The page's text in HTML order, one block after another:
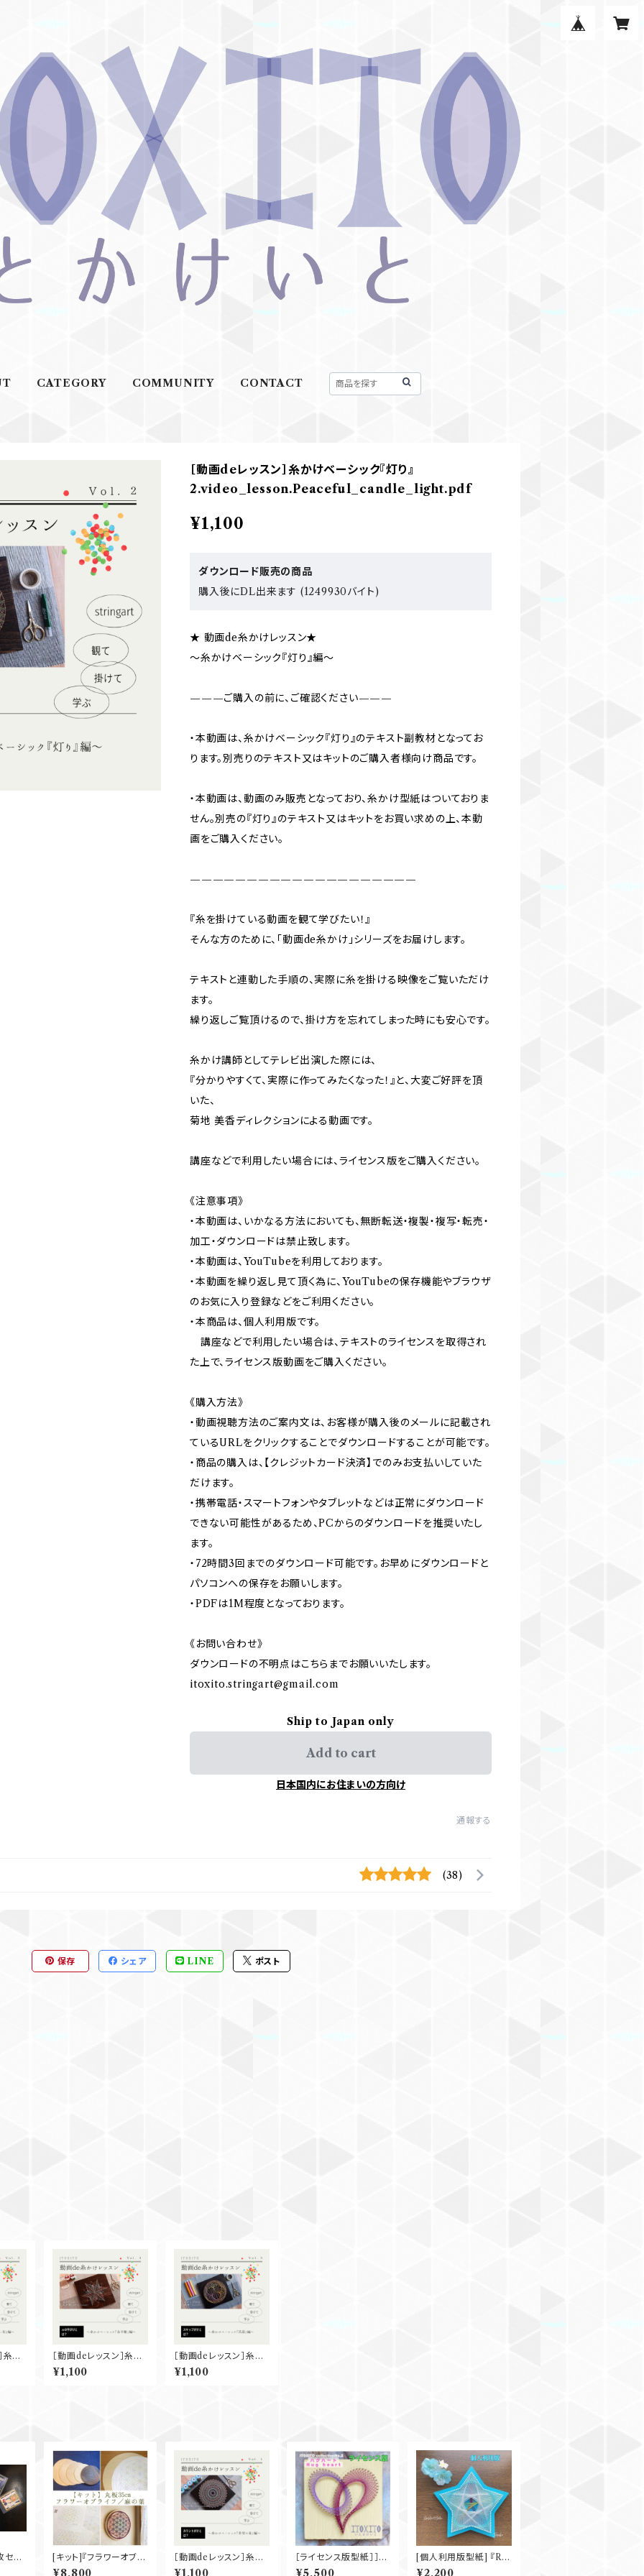
CATEGORY COMMUNITY CONTACT
［動画deレッスン］糸かけベーシック『灯り』
2.video_lesson.Peaceful_candle_light.pdf
¥1,100
ダウンロード販売の商品
購入後にDL出来ます (1249930バイト)
★ 動画de糸かけレッスン★
〜糸かけベーシック『灯り』編〜
———ご購入の前に、ご確認ください———
・本動画は、糸かけベーシック『灯り』のテキスト副教材となってお
ります。別売りのテキスト又はキットのご購入者様向け商品です。
・本動画は、動画のみ販売となっており、糸かけ型紙はついておりま
せん。別売の『灯り』のテキスト又はキットをお買い求めの上、本動
画をご購入ください。
————————————————————
『糸を掛けている動画を観て学びたい！』
そんな方のために、「動画de糸かけ」シリーズをお届けします。
テキストと連動した手順の、実際に糸を掛ける映像をご覧いただけ
ます。
繰り返しご覧頂けるので、掛け方を忘れてしまった時にも安心です。
糸かけ講師としてテレビ出演した際には、
『分かりやすくて、実際に作ってみたくなった！』と、大変ご好評を頂
いた、
菊地 美香ディレクションによる動画です。
講座などで利用したい場合には、ライセンス版をご購入ください。
《注意事項》
・本動画は、いかなる方法においても、無断転送・複製・複写・転売・
加工・ダウンロードは禁止致します。
・本動画は、YouTubeを利用しております。
・本動画を繰り返し見て頂く為に、YouTubeの保存機能やブラウザ
のお気に入り登録などをご利用ください。
・本商品は、個人利用版です。
講座などで利用したい場合は、テキストのライセンスを取得され
た上で、ライセンス版動画をご購入ください。
《購入方法》
・動画視聴方法のご案内文は、お客様が購入後のメールに記載され
ているURLをクリックすることでダウンロードすることが可能です。
・商品の購入は、【クレジットカード決済】でのみお支払いしていた
だけます。
・携帯電話・スマートフォンやタブレットなどは正常にダウンロード
できない可能性があるため、PCからのダウンロードを推奨いたし
ます。
・72時間3回までのダウンロード可能です。お早めにダウンロードと
パソコンへの保存をお願いします。
・PDFは1M程度となっております。
《お問い合わせ》
ダウンロードの不明点はこちらまでお願いいたします。
itoxito.stringart@gmail.com
Ship to Japan only
Add to cart
日本国内にお住まいの方向け
通報する
(38)
保存 シェア LINE ポスト
糸か
［動画deレッスン］糸か
けベーシック『金平糖』
¥1,100
［動画deレッスン］糸か
けベーシック『菖蒲』
¥1,100
セッ
[キット]『フラワーオブラ
イフ／麻の葉』丸板35c
¥8,800
［動画deレッスン］糸か
けベーシック『希望の
¥1,100
［ライセンス版型紙］］H
ug heart
¥5,500
[個人利用版型紙] 『Rin
Rin☆Stella』
¥2,200